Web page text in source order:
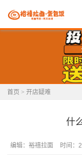
首页 > 开店疑难
什
编辑：裕禧拉面 时间：